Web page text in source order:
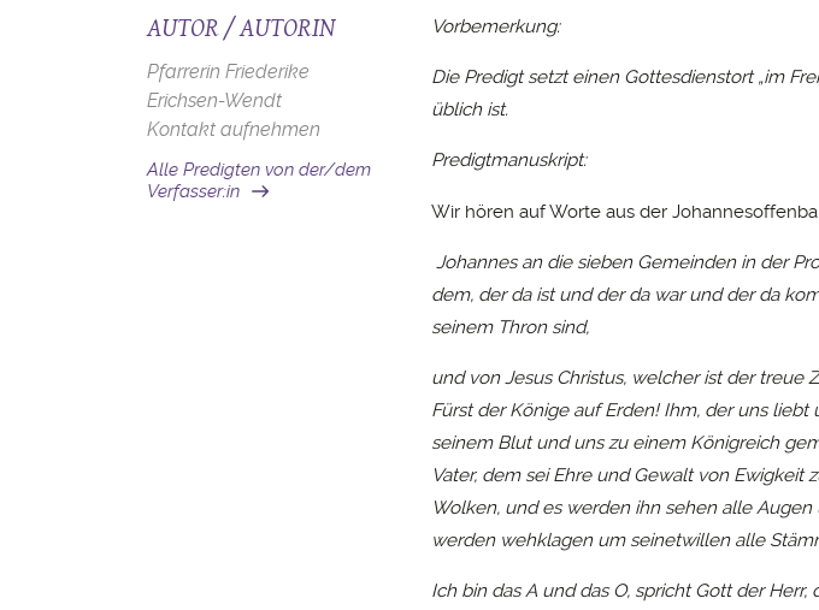
AUTOR / AUTORIN
Pfarrerin Friederike
Erichsen-Wendt
Kontakt aufnehmen
Alle Predigten von der/dem
Verfasser:in
Vorbemerkung:
Die Predigt setzt einen Gottesdienstort „im
üblich ist.
Predigtmanuskript:
Wir hören auf Worte aus der
Johannes an die sieben Gemeinden in der
dem, der da ist und der da war und der da
seinem Thron sind,
und von Jesus Christus, welcher ist der treue
Fürst der Könige auf Erden! Ihm, der uns
seinem Blut und uns zu einem Königreich
Vater, dem sei Ehre und Gewalt von
Wolken, und es werden ihn sehen alle
werden wehklagen um seinetwillen alle
Ich bin das A und das O, spricht Gott der